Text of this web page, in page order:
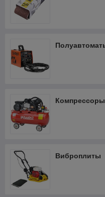
Виброплиты